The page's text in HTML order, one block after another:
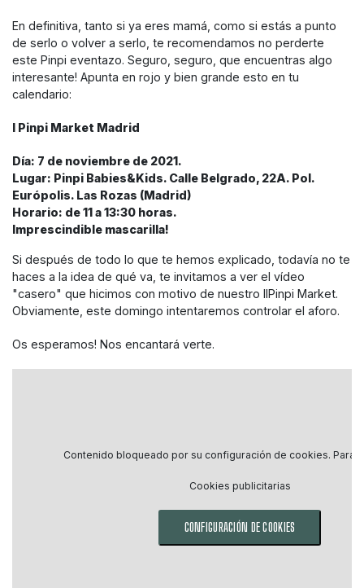
En definitiva, tanto si ya eres mamá, como si estás a punto
de serlo o volver a serlo, te recomendamos no perderte
este Pinpi eventazo. Seguro, seguro, que encuentras algo
interesante! Apunta en rojo y bien grande esto en tu
calendario:
I Pinpi Market Madrid
Día: 7 de noviembre de 2021.
Lugar: Pinpi Babies&Kids. Calle Belgrado, 22A. Pol.
Európolis. Las Rozas (Madrid)
Horario: de 11 a 13:30 horas.
Imprescindible mascarilla!
Si después de todo lo que te hemos explicado, todavía no te
haces a la idea de qué va, te invitamos a ver el vídeo
"casero" que hicimos con motivo de nuestro IIPinpi Market.
Obviamente, este domingo intentaremos controlar el aforo.
Os esperamos! Nos encantará verte.
Contenido bloqueado por su configuración de cookies. Para
Cookies publicitarias
CONFIGURACIÓN DE COOKIES